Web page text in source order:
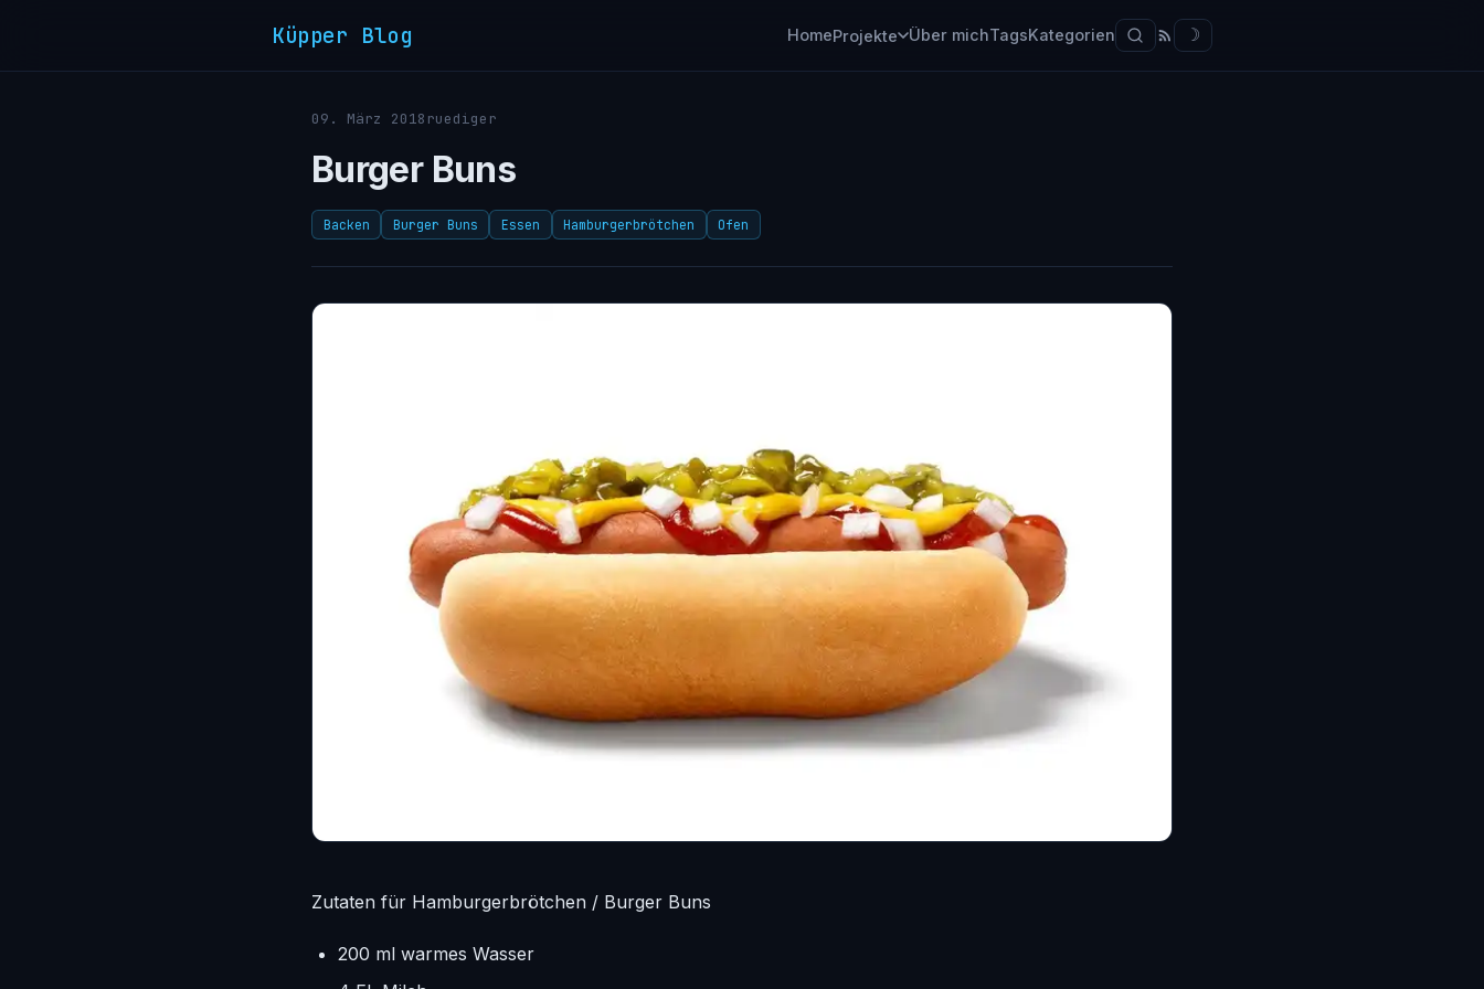
Küpper Blog HomeProjekte Über michTagsKategorien ☽
09. März 2018 ruediger
Burger Buns
Backen Burger Buns Essen Hamburgerbrötchen Ofen
Zutaten für Hamburgerbrötchen / Burger Buns
200 ml warmes Wasser